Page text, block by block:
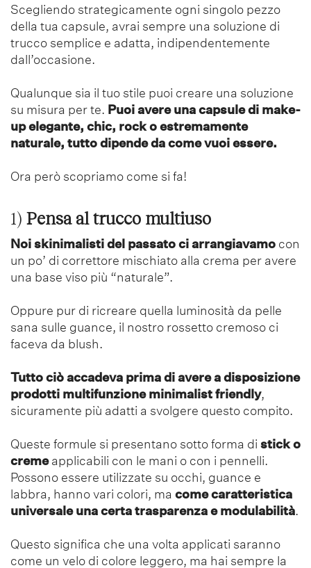
Scegliendo strategicamente ogni singolo pezzo
della tua capsule, avrai sempre una soluzione di
trucco semplice e adatta, indipendentemente
dall’occasione.
Qualunque sia il tuo stile puoi creare una soluzione
su misura per te. Puoi avere una capsule di make-
up elegante, chic, rock o estremamente
naturale, tutto dipende da come vuoi essere.
Ora però scopriamo come si fa!
1) Pensa al trucco multiuso
Noi skinimalisti del passato ci arrangiavamo con
un po’ di correttore mischiato alla crema per avere
una base viso più “naturale”.
Oppure pur di ricreare quella luminosità da pelle
sana sulle guance, il nostro rossetto cremoso ci
faceva da blush.
Tutto ciò accadeva prima di avere a disposizione
prodotti multifunzione minimalist friendly,
sicuramente più adatti a svolgere questo compito.
Queste formule si presentano sotto forma di stick o
cremeapplicabili con le mani o con i pennelli.
Possono essere utilizzate su occhi, guance e
labbra, hanno vari colori, ma come caratteristica
universale una certa trasparenza e modulabilità.
Questo significa che una volta applicati saranno
come un velo di colore leggero, ma hai sempre la